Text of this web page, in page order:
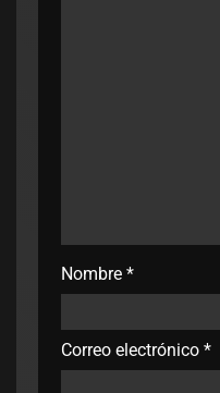
Nombre *
Correo electrónico *